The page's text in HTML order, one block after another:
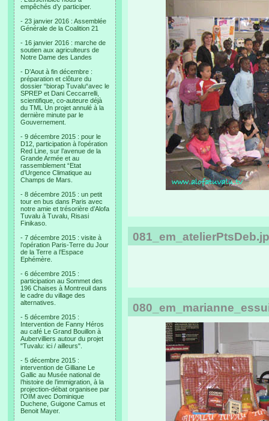
empêchés d’y participer.
- 23 janvier 2016 : Assemblée
Générale de la Coalition 21
- 16 janvier 2016 : marche de
soutien aux agriculteurs de
Notre Dame des Landes
- D’Aout à fin décembre :
préparation et clôture du
dossier “biorap Tuvalu“avec le
SPREP et Dani Ceccarrelli,
scientifique, co-auteure déjà
du TML Un projet annulé à la
dernière minute par le
Gouvernement.
- 9 décembre 2015 : pour le
D12, participation à l’opération
Red Line, sur l’avenue de la
Grande Armée et au
rassemblement “Etat
d’Urgence Climatique au
Champs de Mars.
- 8 décembre 2015 : un petit
tour en bus dans Paris avec
notre amie et trésorière d’Alofa
Tuvalu à Tuvalu, Risasi
Finikaso.
- 7 décembre 2015 : visite à
l’opération Paris-Terre du Jour
de la Terre a l’Espace
Ephémère.
- 6 décembre 2015 :
participation au Sommet des
196 Chaises à Montreuil dans
le cadre du village des
alternatives.
- 5 décembre 2015 :
Intervention de Fanny Héros
au café Le Grand Bouillon à
Aubervilliers autour du projet
"Tuvalu: ici / ailleurs".
- 5 décembre 2015 :
intervention de Gilliane Le
Gallic au Musée national de
l’histoire de l’immigration, à la
projection-débat organisee par
l’OIM avec Dominique
Duchene, Guigone Camus et
Benoit Mayer.